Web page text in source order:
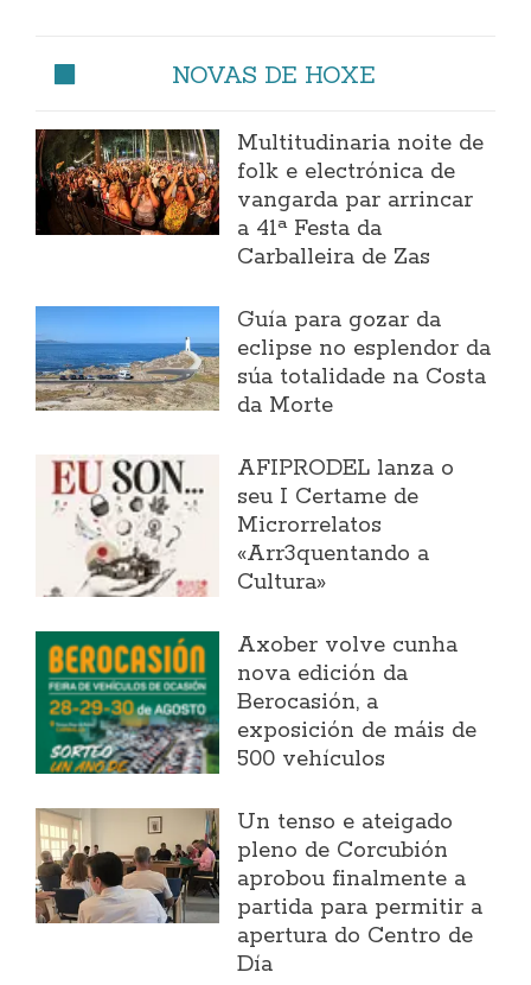
NOVAS DE HOXE
Multitudinaria noite de
folk e electrónica de
vangarda par arrincar
a 41ª Festa da
Carballeira de Zas
Guía para gozar da
eclipse no esplendor da
súa totalidade na Costa
da Morte
AFIPRODEL lanza o
seu I Certame de
Microrrelatos
«Arr3quentando a
Cultura»
Axober volve cunha
nova edición da
Berocasión, a
exposición de máis de
500 vehículos
Un tenso e ateigado
pleno de Corcubión
aprobou finalmente a
partida para permitir a
apertura do Centro de
Día